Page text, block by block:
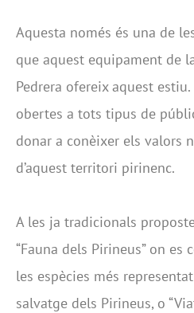
Aquesta només és una de
que aquest equipament de
Pedrera ofereix aquest
obertes a tots tipus de
donar a conèixer els valors
d’aquest territori pirinenc.
A les ja tradicionals
“Fauna dels Pirineus” on es
les espècies més
salvatge dels Pirineus, o